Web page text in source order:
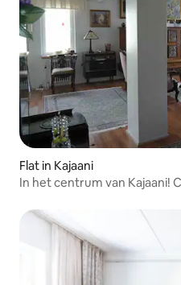
Flat in Kajaani
In het centrum van Kajaani!